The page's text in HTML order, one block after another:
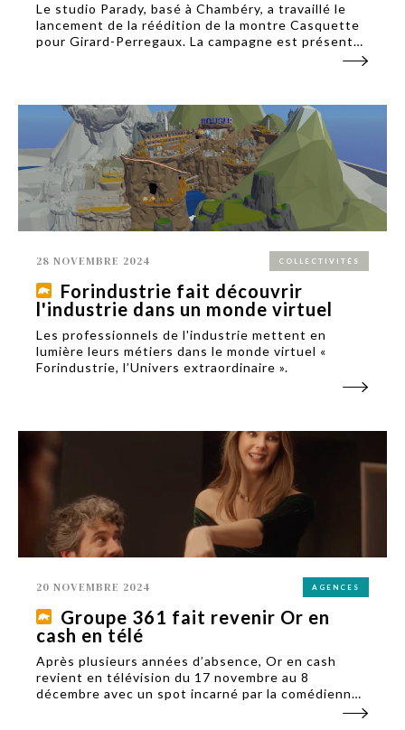
Le studio Parady, basé à Chambéry, a travaillé le
lancement de la réédition de la montre Casquette
pour Girard-Perregaux. La campagne est présente
28 NOVEMBRE 2024 COLLECTIVITÉS
Forindustrie fait découvrir
l'industrie dans un monde virtuel
Les professionnels de l'industrie mettent en
lumière leurs métiers dans le monde virtuel «
Forindustrie, l’Univers extraordinaire ».
20 NOVEMBRE 2024 AGENCES
Groupe 361 fait revenir Or en
cash en télé
Après plusieurs années d’absence, Or en cash
revient en télévision du 17 novembre au 8
décembre avec un spot incarné par la comédienne
Frédérique Bel. La campagne est orchestrée par